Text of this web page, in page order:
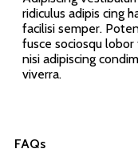
ridiculus adipis cing
facilisi semper.
fusce sociosqu
nisi adipiscing
viverra.
FAQs